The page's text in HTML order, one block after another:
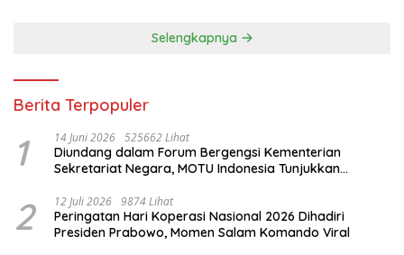
Selengkapnya
Berita Terpopuler
1 14 Juni 2026 525662 Lihat
Diundang dalam Forum Bergengsi Kementerian
Sekretariat Negara, MOTU Indonesia Tunjukkan
2 12 Juli 2026 9874 Lihat
Peringatan Hari Koperasi Nasional 2026 Dihadiri
Presiden Prabowo, Momen Salam Komando Viral